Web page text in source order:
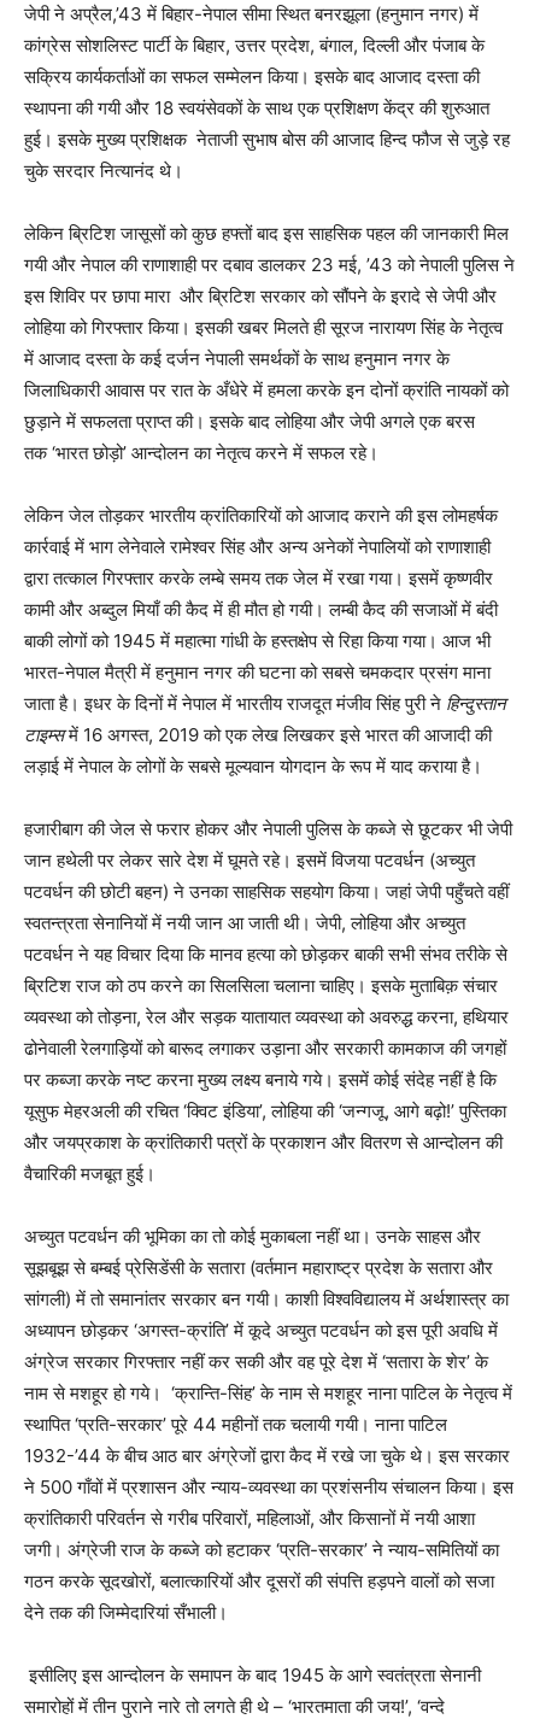
जेपी ने अप्रैल,’43 में बिहार-नेपाल सीमा स्थित बनरझूला (हनुमान नगर) में
कांग्रेस सोशलिस्ट पार्टी के बिहार, उत्तर प्रदेश, बंगाल, दिल्ली और पंजाब के
सक्रिय कार्यकर्ताओं का सफल सम्मेलन किया। इसके बाद आजाद दस्ता की
स्थापना की गयी और 18 स्वयंसेवकों के साथ एक प्रशिक्षण केंद्र की शुरुआत
हुई। इसके मुख्य प्रशिक्षक नेताजी सुभाष बोस की आजाद हिन्द फौज से जुड़े रह
चुके सरदार नित्यानंद थे।
लेकिन ब्रिटिश जासूसों को कुछ हफ्तों बाद इस साहसिक पहल की जानकारी मिल
गयी और नेपाल की राणाशाही पर दबाव डालकर 23 मई, ’43 को नेपाली पुलिस ने
इस शिविर पर छापा मारा और ब्रिटिश सरकार को सौंपने के इरादे से जेपी और
लोहिया को गिरफ्तार किया। इसकी खबर मिलते ही सूरज नारायण सिंह के नेतृत्व
में आजाद दस्ता के कई दर्जन नेपाली समर्थकों के साथ हनुमान नगर के
जिलाधिकारी आवास पर रात के अँधेरे में हमला करके इन दोनों क्रांति नायकों को
छुड़ाने में सफलता प्राप्त की। इसके बाद लोहिया और जेपी अगले एक बरस
तक ‘भारत छोड़ो’ आन्दोलन का नेतृत्व करने में सफल रहे।
लेकिन जेल तोड़कर भारतीय क्रांतिकारियों को आजाद कराने की इस लोमहर्षक
कार्रवाई में भाग लेनेवाले रामेश्वर सिंह और अन्य अनेकों नेपालियों को राणाशाही
द्वारा तत्काल गिरफ्तार करके लम्बे समय तक जेल में रखा गया। इसमें कृष्णवीर
कामी और अब्दुल मियाँ की कैद में ही मौत हो गयी। लम्बी कैद की सजाओं में बंदी
बाकी लोगों को 1945 में महात्मा गांधी के हस्तक्षेप से रिहा किया गया। आज भी
भारत-नेपाल मैत्री में हनुमान नगर की घटना को सबसे चमकदार प्रसंग माना
जाता है। इधर के दिनों में नेपाल में भारतीय राजदूत मंजीव सिंह पुरी ने हिन्दुस्तान
टाइम्समें 16 अगस्त, 2019 को एक लेख लिखकर इसे भारत की आजादी की
लड़ाई में नेपाल के लोगों के सबसे मूल्यवान योगदान के रूप में याद कराया है।
हजारीबाग की जेल से फरार होकर और नेपाली पुलिस के कब्जे से छूटकर भी जेपी
जान हथेली पर लेकर सारे देश में घूमते रहे। इसमें विजया पटवर्धन (अच्युत
पटवर्धन की छोटी बहन) ने उनका साहसिक सहयोग किया। जहां जेपी पहुँचते वहीं
स्वतन्त्रता सेनानियों में नयी जान आ जाती थी। जेपी, लोहिया और अच्युत
पटवर्धन ने यह विचार दिया कि मानव हत्या को छोड़कर बाकी सभी संभव तरीके से
ब्रिटिश राज को ठप करने का सिलसिला चलाना चाहिए। इसके मुताबिक़ संचार
व्यवस्था को तोड़ना, रेल और सड़क यातायात व्यवस्था को अवरुद्ध करना, हथियार
ढोनेवाली रेलगाड़ियों को बारूद लगाकर उड़ाना और सरकारी कामकाज की जगहों
पर कब्जा करके नष्ट करना मुख्य लक्ष्य बनाये गये। इसमें कोई संदेह नहीं है कि
यूसुफ मेहरअली की रचित ‘क्विट इंडिया’, लोहिया की ‘जन्गजू, आगे बढ़ो!’ पुस्तिका
और जयप्रकाश के क्रांतिकारी पत्रों के प्रकाशन और वितरण से आन्दोलन की
वैचारिकी मजबूत हुई।
अच्युत पटवर्धन की भूमिका का तो कोई मुकाबला नहीं था। उनके साहस और
सूझबूझ से बम्बई प्रेसिडेंसी के सतारा (वर्तमान महाराष्ट्र प्रदेश के सतारा और
सांगली) में तो समानांतर सरकार बन गयी। काशी विश्वविद्यालय में अर्थशास्त्र का
अध्यापन छोड़कर ‘अगस्त-क्रांति’ में कूदे अच्युत पटवर्धन को इस पूरी अवधि में
अंग्रेज सरकार गिरफ्तार नहीं कर सकी और वह पूरे देश में ‘सतारा के शेर’ के
नाम से मशहूर हो गये। ‘क्रान्ति-सिंह’ के नाम से मशहूर नाना पाटिल के नेतृत्व में
स्थापित ‘प्रति-सरकार’ पूरे 44 महीनों तक चलायी गयी। नाना पाटिल
1932-’44 के बीच आठ बार अंग्रेजों द्वारा कैद में रखे जा चुके थे। इस सरकार
ने 500 गाँवों में प्रशासन और न्याय-व्यवस्था का प्रशंसनीय संचालन किया। इस
क्रांतिकारी परिवर्तन से गरीब परिवारों, महिलाओं, और किसानों में नयी आशा
जगी। अंग्रेजी राज के कब्जे को हटाकर ‘प्रति-सरकार’ ने न्याय-समितियों का
गठन करके सूदखोरों, बलात्कारियों और दूसरों की संपत्ति हड़पने वालों को सजा
देने तक की जिम्मेदारियां सँभाली।
इसीलिए इस आन्दोलन के समापन के बाद 1945 के आगे स्वतंत्रता सेनानी
समारोहों में तीन पुराने नारे तो लगते ही थे – ‘भारतमाता की जय!’, ‘वन्दे